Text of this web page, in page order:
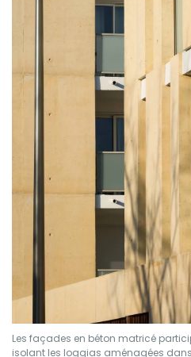
Les façades en béton matricé
isolant les loggias aménagées